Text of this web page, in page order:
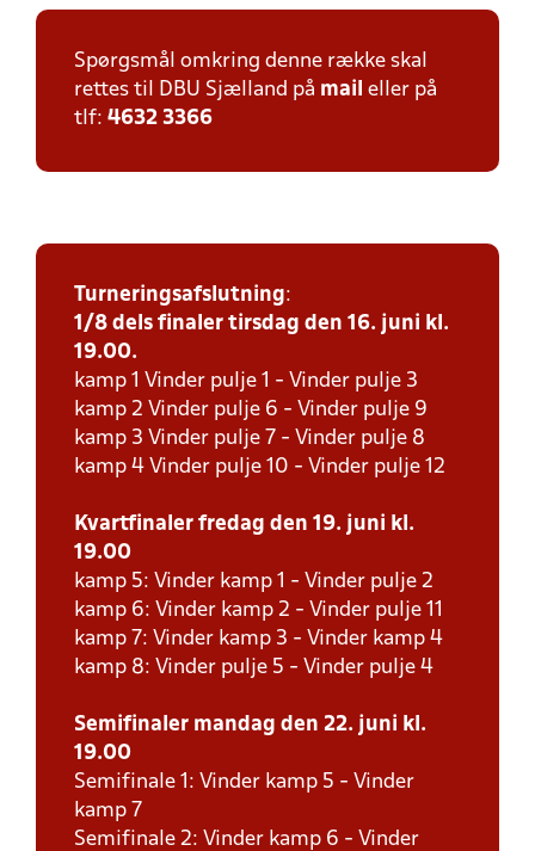
Spørgsmål omkring denne række skal
rettes til DBU Sjælland på mail eller på
tlf: 4632 3366
Turneringsafslutning:
1/8 dels finaler tirsdag den 16. juni kl.
19.00.
kamp 1 Vinder pulje 1 - Vinder pulje 3
kamp 2 Vinder pulje 6 - Vinder pulje 9
kamp 3 Vinder pulje 7 - Vinder pulje 8
kamp 4 Vinder pulje 10 - Vinder pulje 12
Kvartfinaler fredag den 19. juni kl.
19.00
kamp 5: Vinder kamp 1 - Vinder pulje 2
kamp 6: Vinder kamp 2 - Vinder pulje 11
kamp 7: Vinder kamp 3 - Vinder kamp 4
kamp 8: Vinder pulje 5 - Vinder pulje 4
Semifinaler mandag den 22. juni kl.
19.00
Semifinale 1: Vinder kamp 5 - Vinder
kamp 7
Semifinale 2: Vinder kamp 6 - Vinder